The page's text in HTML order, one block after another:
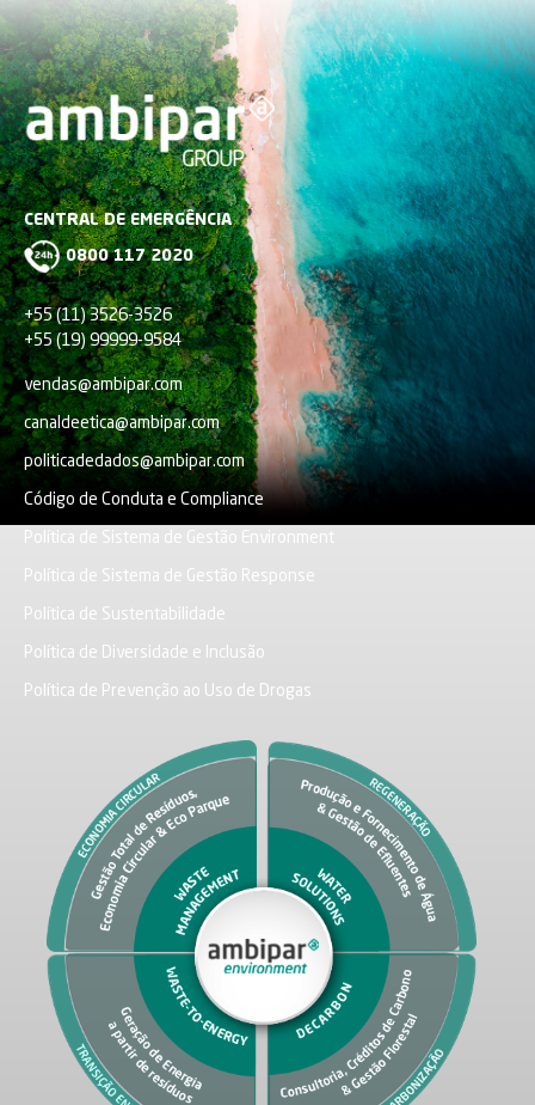
CENTRAL DE EMERGÊNCIA
0800 117 2020
+55 (11) 3526-3526
+55 (19) 99999-9584
vendas@ambipar.com
canaldeetica@ambipar.com
politicadedados@ambipar.com
Código de Conduta e Compliance
Política de Sistema de Gestão Environment
Política de Sistema de Gestão Response
Política de Sustentabilidade
Política de Diversidade e Inclusão
Política de Prevenção ao Uso de Drogas